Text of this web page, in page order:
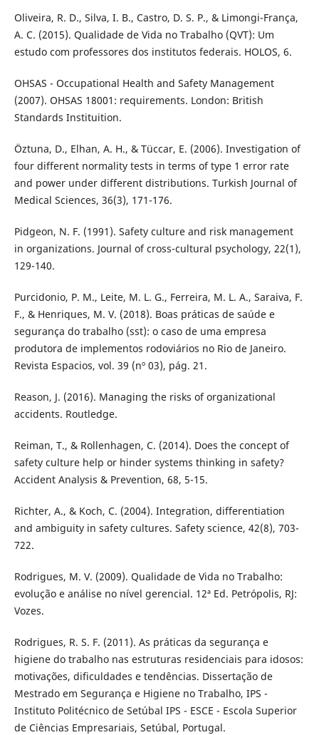
Oliveira, R. D., Silva, I. B., Castro, D. S. P., & Limongi-França,
A. C. (2015). Qualidade de Vida no Trabalho (QVT): Um
estudo com professores dos institutos federais. HOLOS, 6.
OHSAS - Occupational Health and Safety Management
(2007). OHSAS 18001: requirements. London: British
Standards Instituition.
Öztuna, D., Elhan, A. H., & Tüccar, E. (2006). Investigation of
four different normality tests in terms of type 1 error rate
and power under different distributions. Turkish Journal of
Medical Sciences, 36(3), 171-176.
Pidgeon, N. F. (1991). Safety culture and risk management
in organizations. Journal of cross-cultural psychology, 22(1),
129-140.
Purcidonio, P. M., Leite, M. L. G., Ferreira, M. L. A., Saraiva, F.
F., & Henriques, M. V. (2018). Boas práticas de saúde e
segurança do trabalho (sst): o caso de uma empresa
produtora de implementos rodoviários no Rio de Janeiro.
Revista Espacios, vol. 39 (nº 03), pág. 21.
Reason, J. (2016). Managing the risks of organizational
accidents. Routledge.
Reiman, T., & Rollenhagen, C. (2014). Does the concept of
safety culture help or hinder systems thinking in safety?
Accident Analysis & Prevention, 68, 5-15.
Richter, A., & Koch, C. (2004). Integration, differentiation
and ambiguity in safety cultures. Safety science, 42(8), 703-
722.
Rodrigues, M. V. (2009). Qualidade de Vida no Trabalho:
evolução e análise no nível gerencial. 12ª Ed. Petrópolis, RJ:
Vozes.
Rodrigues, R. S. F. (2011). As práticas da segurança e
higiene do trabalho nas estruturas residenciais para idosos:
motivações, dificuldades e tendências. Dissertação de
Mestrado em Segurança e Higiene no Trabalho, IPS -
Instituto Politécnico de Setúbal IPS - ESCE - Escola Superior
de Ciências Empresariais, Setúbal, Portugal.